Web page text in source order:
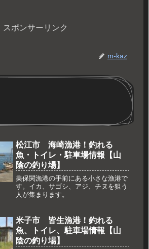
スポンサーリンク
m-kaz
松江市 海崎漁港！釣れる
魚・トイレ・駐車場情報【山
陰の釣り場】
美保関漁港の手前にある小さな漁港で
す。イカ、サゴシ、アジ、チヌを狙う
人が集まります。
米子市 皆生漁港！釣れる
魚、トイレ、駐車場情報【山
陰の釣り場】